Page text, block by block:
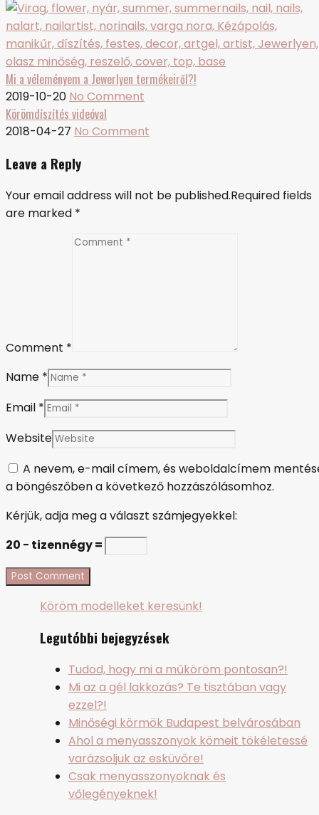
Mi a véleményem a Jewerlyen termékeiről?!
2019-10-20 No Comment
Körömdíszítés videóval
2018-04-27 No Comment
Leave a Reply
Your email address will not be published.Required fields
are marked *
Comment *
Name *
Email *
Website
A nevem, e-mail címem, és weboldalcímem
a böngészőben a következő hozzászólásomhoz.
Kérjük, adja meg a választ számjegyekkel:
20 − tizennégy =
Köröm modelleket keresünk!
Legutóbbi bejegyzések
Tudod, hogy mi a műköröm pontosan?!
Mi az a gél lakkozás? Te tisztában vagy
ezzel?!
Minőségi körmök Budapest belvárosában
Ahol a menyasszonyok kömeit tökéletessé
varázsoljuk az esküvőre!
Csak menyasszonyoknak és
vőlegényeknek!